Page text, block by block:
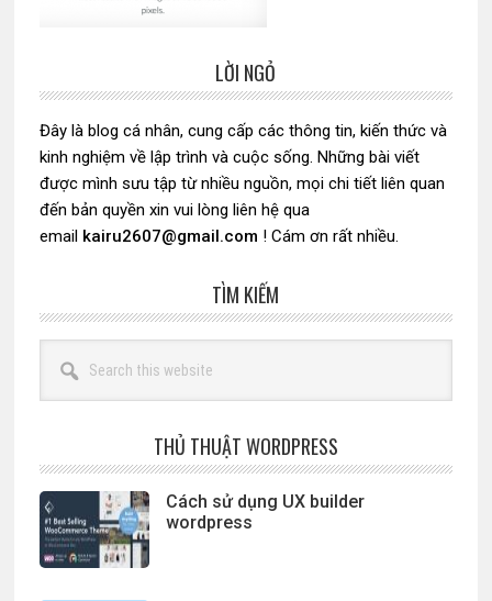
chính
LỜI NGỎ
Đây là blog cá nhân, cung cấp các thông tin, kiến thức và
kinh nghiệm về lập trình và cuộc sống. Những bài viết
được mình sưu tập từ nhiều nguồn, mọi chi tiết liên quan
đến bản quyền xin vui lòng liên hệ qua
email kairu2607@gmail.com ! Cám ơn rất nhiều.
TÌM KIẾM
this
website
THỦ THUẬT WORDPRESS
Cách sử dụng UX builder
wordpress